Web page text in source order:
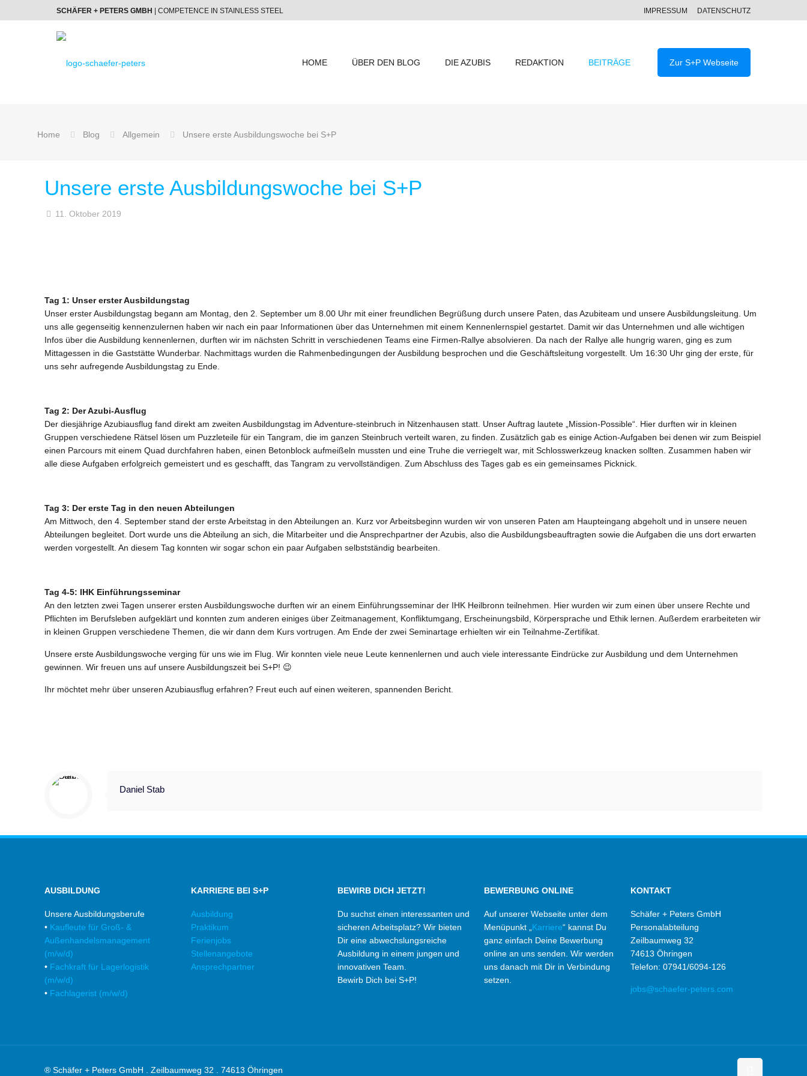
SCHÄFER + PETERS GMBH | COMPETENCE IN STAINLESS STEEL IMPRESSUM DATENSCHUTZ
HOME ÜBER DEN BLOG DIE AZUBIS REDAKTION BEITRÄGE Zur S+P Webseite
Home Blog Allgemein Unsere erste Ausbildungswoche bei S+P
Unsere erste Ausbildungswoche bei S+P
11. Oktober 2019
Tag 1: Unser erster Ausbildungstag
Unser erster Ausbildungstag begann am Montag, den 2. September um 8.00 Uhr mit einer freundlichen Begrüßung durch unsere Paten, das Azubiteam und unsere Ausbildungsleitung. Um
uns alle gegenseitig kennenzulernen haben wir nach ein paar Informationen über das Unternehmen mit einem Kennenlernspiel gestartet. Damit wir das Unternehmen und alle wichtigen
Infos über die Ausbildung kennenlernen, durften wir im nächsten Schritt in verschiedenen Teams eine Firmen-Rallye absolvieren. Da nach der Rallye alle hungrig waren, ging es zum
Mittagessen in die Gaststätte Wunderbar. Nachmittags wurden die Rahmenbedingungen der Ausbildung besprochen und die Geschäftsleitung vorgestellt. Um 16:30 Uhr ging der erste, für
uns sehr aufregende Ausbildungstag zu Ende.
Tag 2: Der Azubi-Ausflug
Der diesjährige Azubiausflug fand direkt am zweiten Ausbildungstag im Adventure-steinbruch in Nitzenhausen statt. Unser Auftrag lautete „Mission-Possible“. Hier durften wir in kleinen
Gruppen verschiedene Rätsel lösen um Puzzleteile für ein Tangram, die im ganzen Steinbruch verteilt waren, zu finden. Zusätzlich gab es einige Action-Aufgaben bei denen wir zum Beispiel
einen Parcours mit einem Quad durchfahren haben, einen Betonblock aufmeißeln mussten und eine Truhe die verriegelt war, mit Schlosswerkzeug knacken sollten. Zusammen haben wir
alle diese Aufgaben erfolgreich gemeistert und es geschafft, das Tangram zu vervollständigen. Zum Abschluss des Tages gab es ein gemeinsames Picknick.
Tag 3: Der erste Tag in den neuen Abteilungen
Am Mittwoch, den 4. September stand der erste Arbeitstag in den Abteilungen an. Kurz vor Arbeitsbeginn wurden wir von unseren Paten am Haupteingang abgeholt und in unsere neuen
Abteilungen begleitet. Dort wurde uns die Abteilung an sich, die Mitarbeiter und die Ansprechpartner der Azubis, also die Ausbildungsbeauftragten sowie die Aufgaben die uns dort erwarten
werden vorgestellt. An diesem Tag konnten wir sogar schon ein paar Aufgaben selbstständig bearbeiten.
Tag 4-5: IHK Einführungsseminar
An den letzten zwei Tagen unserer ersten Ausbildungswoche durften wir an einem Einführungsseminar der IHK Heilbronn teilnehmen. Hier wurden wir zum einen über unsere Rechte und
Pflichten im Berufsleben aufgeklärt und konnten zum anderen einiges über Zeitmanagement, Konfliktumgang, Erscheinungsbild, Körpersprache und Ethik lernen. Außerdem erarbeiteten wir
in kleinen Gruppen verschiedene Themen, die wir dann dem Kurs vortrugen. Am Ende der zwei Seminartage erhielten wir ein Teilnahme-Zertifikat.
Unsere erste Ausbildungswoche verging für uns wie im Flug. Wir konnten viele neue Leute kennenlernen und auch viele interessante Eindrücke zur Ausbildung und dem Unternehmen
gewinnen. Wir freuen uns auf unsere Ausbildungszeit bei S+P! 😉
Ihr möchtet mehr über unseren Azubiausflug erfahren? Freut euch auf einen weiteren, spannenden Bericht.
Daniel Stab
AUSBILDUNG
Unsere Ausbildungsberufe
• Kaufleute für Groß- &
Außenhandelsmanagement
(m/w/d)
• Fachkraft für Lagerlogistik
(m/w/d)
• Fachlagerist (m/w/d)
KARRIERE BEI S+P
Ausbildung
Praktikum
Ferienjobs
Stellenangebote
Ansprechpartner
BEWIRB DICH JETZT!
Du suchst einen interessanten und
sicheren Arbeitsplatz? Wir bieten
Dir eine abwechslungsreiche
Ausbildung in einem jungen und
innovativen Team.
Bewirb Dich bei S+P!
BEWERBUNG ONLINE
Auf unserer Webseite unter dem
Menüpunkt „ Karriere“ kannst Du
ganz einfach Deine Bewerbung
online an uns senden. Wir werden
uns danach mit Dir in Verbindung
setzen.
KONTAKT
Schäfer + Peters GmbH
Personalabteilung
Zeilbaumweg 32
74613 Öhringen
Telefon: 07941/6094-126
jobs@schaefer-peters.com
® Schäfer + Peters GmbH . Zeilbaumweg 32 . 74613 Öhringen